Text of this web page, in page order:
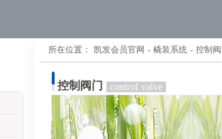
所在位置： 凯发会员官网 - 橇装系统 - 控制
控制阀门 control valve